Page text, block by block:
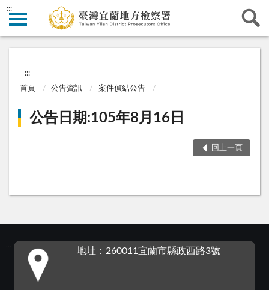
:::
:::
首頁 公告資訊 案件偵結公告
公告日期:105年8月16日
回上一頁
地址：260011宜蘭市縣政西路3號